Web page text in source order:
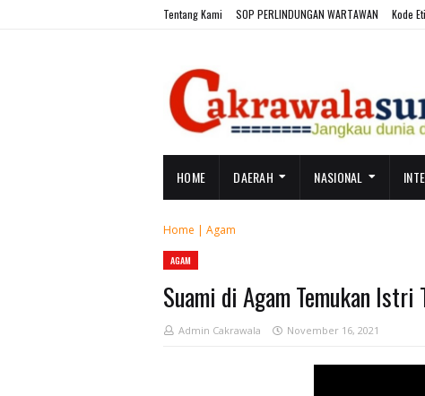
Tentang Kami SOP PERLINDUNGAN WARTAWAN Kode
HOME DAERAH NASIONAL
Home | Agam
AGAM
Suami di Agam Temukan Istri
Admin Cakrawala November 16, 2021